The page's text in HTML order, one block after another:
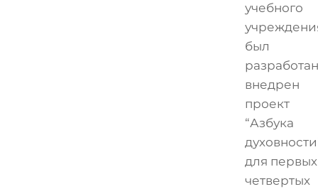
учебного
был
внедрен
проект
“Азбука
для
четвертых